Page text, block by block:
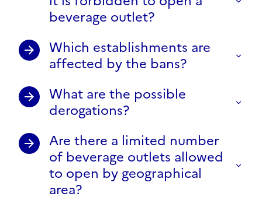
beverage outlet?
Which establishments are
affected by the bans?
What are the possible
derogations?
Are there a limited number
of beverage outlets allowed
to open by geographical
area?